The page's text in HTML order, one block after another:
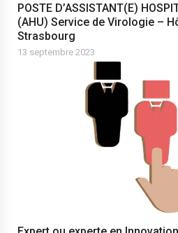
POSTE D’ASSISTANT(E)
(AHU) Service de Virologie –
Strasbourg
13 septembre 2023